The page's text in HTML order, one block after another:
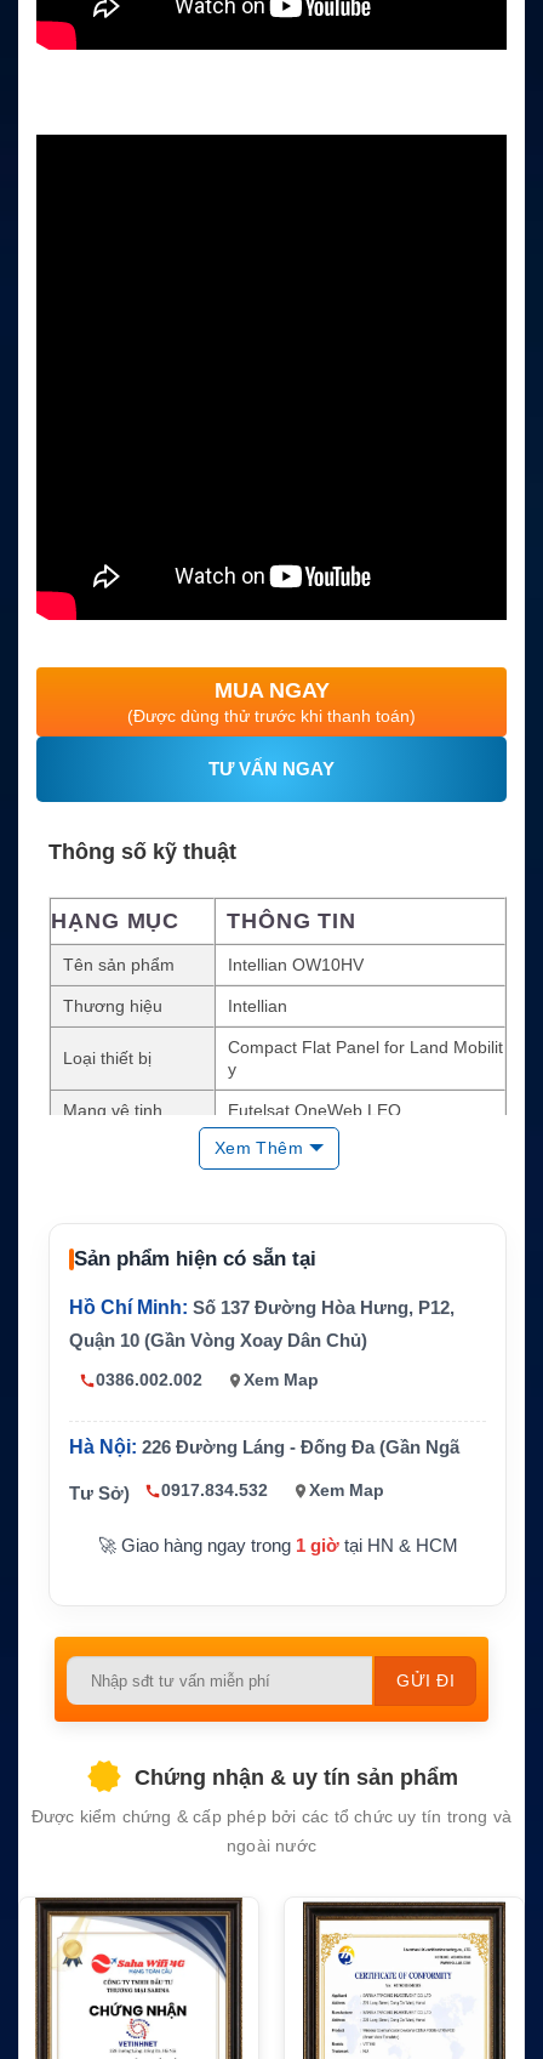
MUA NGAY
(Được dùng thử trước khi thanh toán)
TƯ VẤN NGAY
Thông số kỹ thuật
HẠNG MỤC THÔNG TIN
Tên sản phẩm Intellian OW10HV
Thương hiệu Intellian
Loại thiết bị
Compact Flat Panel for Land Mobilit
y
Mạng vệ tinh Eutelsat OneWeb LEO
56 x 45 x 12cm
g
-40°C đến +55°C
EIRP Dual Carrier +36.6 dBW
G/T 9 dB/K
Bảo vệ IP66
Xem Thêm
Sản phẩm hiện có sẵn tại
Hồ Chí Minh: Số 137 Đường Hòa Hưng, P12,
Quận 10 (Gần Vòng Xoay Dân Chủ)
0386.002.002 Xem Map
Hà Nội: 226 Đường Láng - Đống Đa (Gần Ngã
Tư Sở) 0917.834.532 Xem Map
🚀 Giao hàng ngay trong 1 giờtại HN & HCM
Please
empty.
Chứng nhận & uy tín sản phẩm
Được kiểm chứng & cấp phép bởi các tổ chức uy tín trong và
ngoài nước